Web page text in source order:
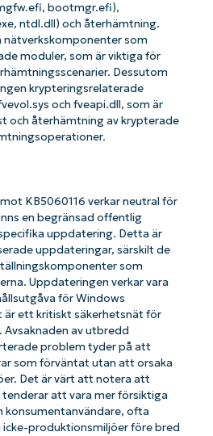
bootmgr.efi),
ntdl.dll) och återhämtning.
nätverkskomponenter som
moduler, som är viktiga för
Dessutom
krypteringsrelaterade
och fveapi.dll, som är
och återhämtning av krypterade
KB5060116 verkar neutral för
en begränsad offentlig
uppdatering. Detta är
uppdateringar, särskilt de
som
Uppdateringen verkar vara
för Windows
är ett kritiskt säkerhetsnät för
av utbredd
problem tyder på att
som förväntat utan att orsaka
Det är värt att notera att
att vara mer försiktiga
konsumentanvändare, ofta
produktionsmiljöer före bred